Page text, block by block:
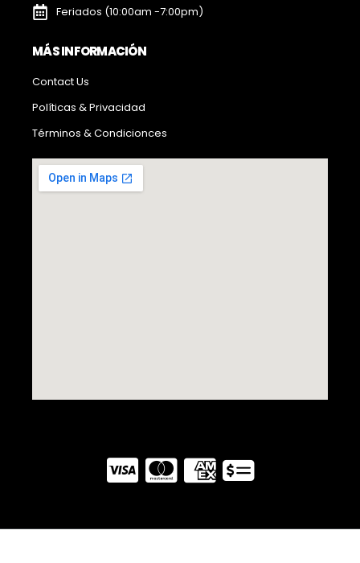
Feriados (10:00am -7:00pm)
MÁS INFORMACIÓN
Contact Us
Políticas & Privacidad
Términos & Condicionces